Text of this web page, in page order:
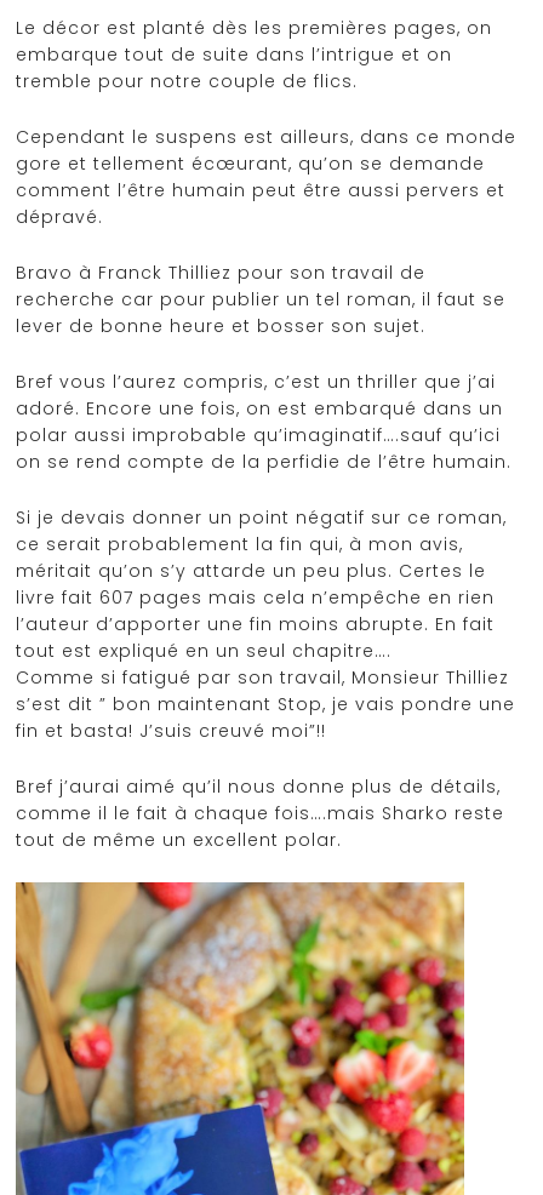
Le décor est planté dès les premières pages, on
embarque tout de suite dans l’intrigue et on
tremble pour notre couple de flics.
Cependant le suspens est ailleurs, dans ce monde
gore et tellement écœurant, qu’on se demande
comment l’être humain peut être aussi pervers et
dépravé.
Bravo à Franck Thilliez pour son travail de
recherche car pour publier un tel roman, il faut se
lever de bonne heure et bosser son sujet.
Bref vous l’aurez compris, c’est un thriller que j’ai
adoré. Encore une fois, on est embarqué dans un
polar aussi improbable qu’imaginatif….sauf qu’ici
on se rend compte de la perfidie de l’être humain.
Si je devais donner un point négatif sur ce roman,
ce serait probablement la fin qui, à mon avis,
méritait qu’on s’y attarde un peu plus. Certes le
livre fait 607 pages mais cela n’empêche en rien
l’auteur d’apporter une fin moins abrupte. En fait
tout est expliqué en un seul chapitre….
Comme si fatigué par son travail, Monsieur Thilliez
s’est dit ” bon maintenant Stop, je vais pondre une
fin et basta! J’suis creuvé moi”!!
Bref j’aurai aimé qu’il nous donne plus de détails,
comme il le fait à chaque fois….mais Sharko reste
tout de même un excellent polar.